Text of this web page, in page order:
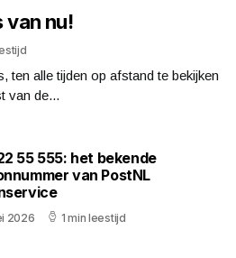
van nu!
ten alle tijden op afstand te bekijken
van de...
55 555: het bekende
van PostNL
2026 1 min leestijd